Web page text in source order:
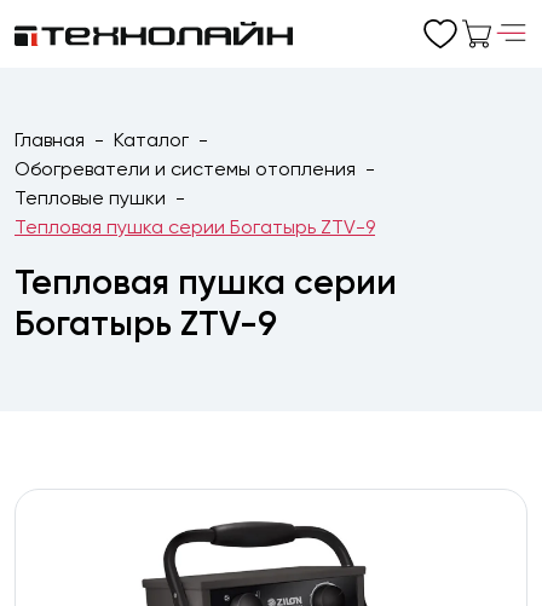
Главная
Каталог
Обогреватели и системы отопления
Тепловые пушки
Тепловая пушка серии Богатырь ZTV-9
Тепловая пушка серии
Богатырь ZTV-9